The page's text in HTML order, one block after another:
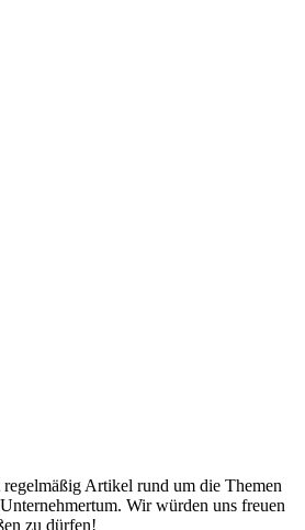
Artikel rund um die Themen
Wir würden uns freuen
zu dürfen!